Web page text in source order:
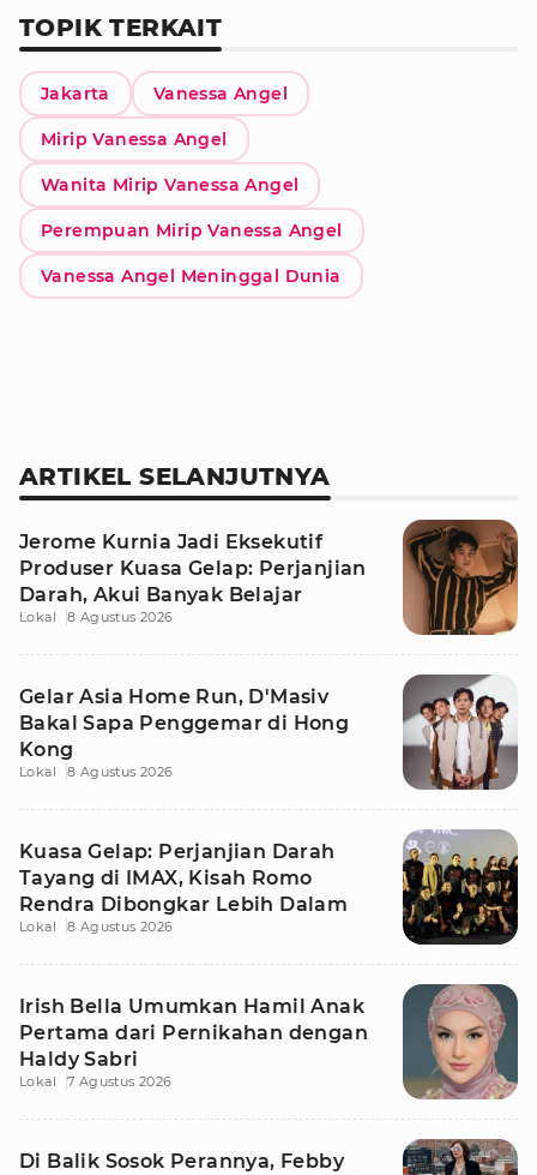
TOPIK TERKAIT
Jakarta Vanessa Angel
Mirip Vanessa Angel
Wanita Mirip Vanessa Angel
Perempuan Mirip Vanessa Angel
Vanessa Angel Meninggal Dunia
ARTIKEL SELANJUTNYA
Jerome Kurnia Jadi Eksekutif
Produser Kuasa Gelap: Perjanjian
Darah, Akui Banyak Belajar
Lokal 8 Agustus 2026
Gelar Asia Home Run, D'Masiv
Bakal Sapa Penggemar di Hong
Kong
Lokal 8 Agustus 2026
Kuasa Gelap: Perjanjian Darah
Tayang di IMAX, Kisah Romo
Rendra Dibongkar Lebih Dalam
Lokal 8 Agustus 2026
Irish Bella Umumkan Hamil Anak
Pertama dari Pernikahan dengan
Haldy Sabri
Lokal 7 Agustus 2026
Di Balik Sosok Perannya, Febby